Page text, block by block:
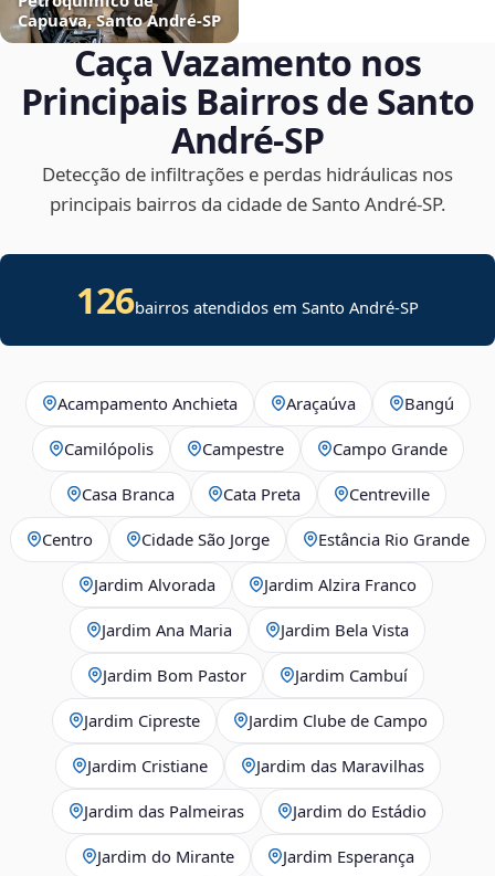
Capuava, Santo André‑SP
Caça Vazamento nos
Principais Bairros de Santo
André‑SP
Detecção de infiltrações e perdas hidráulicas nos
principais bairros da cidade de Santo André‑SP.
126bairros atendidos em Santo André-SP
Acampamento Anchieta Araçaúva Bangú
Camilópolis Campestre Campo Grande
Casa Branca Cata Preta Centreville
Centro Cidade São Jorge Estância Rio Grande
Jardim Alvorada Jardim Alzira Franco
Jardim Ana Maria Jardim Bela Vista
Jardim Bom Pastor Jardim Cambuí
Jardim Cipreste Jardim Clube de Campo
Jardim Cristiane Jardim das Maravilhas
Jardim das Palmeiras Jardim do Estádio
Jardim do Mirante Jardim Esperança